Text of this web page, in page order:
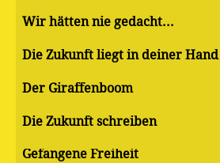
Wir hätten nie gedacht...
Die Zukunft liegt in deiner Hand
Der Giraffenboom
Die Zukunft schreiben
Gefangene Freiheit